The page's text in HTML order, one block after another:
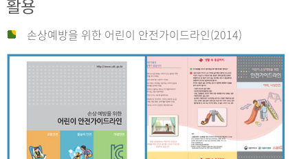
활용
손상예방을 위한 어린이 안전가이드라인(2014)